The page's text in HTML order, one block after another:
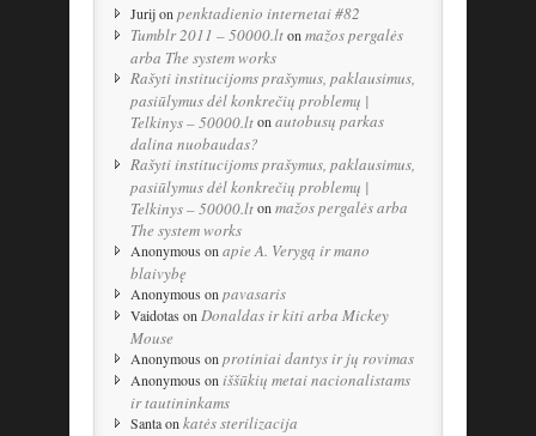
Jurijonpenktadienio internetai #82
Tumblr 2011 – 50000.ltonmažos pergalės
arba The system works
Rašyti institucijoms prašymus, paklausimus,
pasiūlymus dėl konkrečių problemų |
Telkinys – 50000.ltonautobusų parkas
dalina nuobaudas?
Rašyti institucijoms prašymus, paklausimus,
pasiūlymus dėl konkrečių problemų |
Telkinys – 50000.ltonmažos pergalės arba
The system works
Anonymous onapie A. Verygą ir mano
blaivybę
Anonymous onpavasaris
Vaidotas onDonaldas ir kiti arba Mickey
Mouse
Anonymous onprotiniai dantys ir jų rovimas
Anonymous oniššūkių metai nacionalistams
ir tautininkams
Santaonkatės sterilizacija